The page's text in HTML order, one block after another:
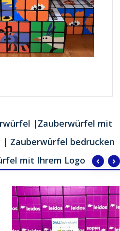
|Zauberwürfel mit
| Zauberwürfel bedrucken
mit Ihrem Logo